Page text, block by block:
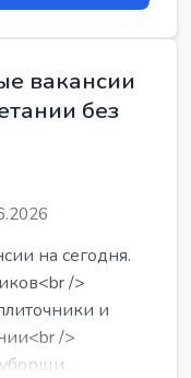
вакансии
без
на сегодня.
/>
и
/>